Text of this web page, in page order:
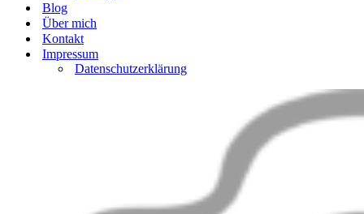
Blog
Über mich
Kontakt
Impressum
Datenschutzerklärung